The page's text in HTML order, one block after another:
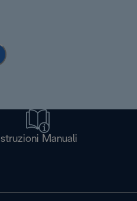
Istruzioni Manuali